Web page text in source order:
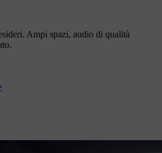
Ampi spazi, audio di qualità